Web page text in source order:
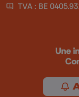
TVA : BE
Une